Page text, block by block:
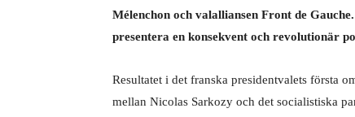
Mélenchon och valalliansen Front de
presentera en konsekvent och revolutionär
Resultatet i det franska presidentvalets första
mellan Nicolas Sarkozy och det socialistiska